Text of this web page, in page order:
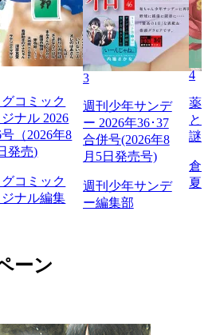
グコミック
ナル 2026
（2026年8
発売)
グコミック
ナル編集
3
週刊少年サンデ
ー 2026年36･37
合併号(2026年8
月5日発売号)
週刊少年サンデ
ー編集部
4
薬
と
謎
倉
夏
ーン